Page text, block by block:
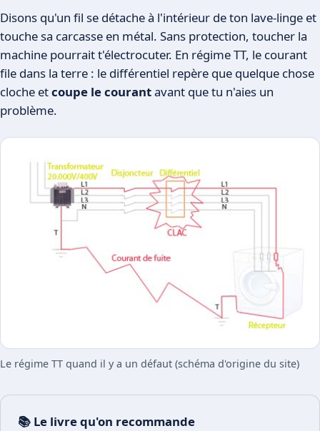
Disons qu'un fil se détache à l'intérieur de ton lave-linge et
touche sa carcasse en métal. Sans protection, toucher la
machine pourrait t'électrocuter. En régime TT, le courant
file dans la terre : le différentiel repère que quelque chose
cloche etcoupe le courantavant que tu n'aies un
problème.
Le régime TT quand il y a un défaut (schéma d'origine du site)
📚 Le livre qu'on recommande